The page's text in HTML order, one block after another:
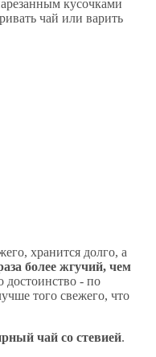
кусочками
чай или варить
хранится долго, а
более жгучий, чем
достоинство - по
того свежего, что
чай со стевией.